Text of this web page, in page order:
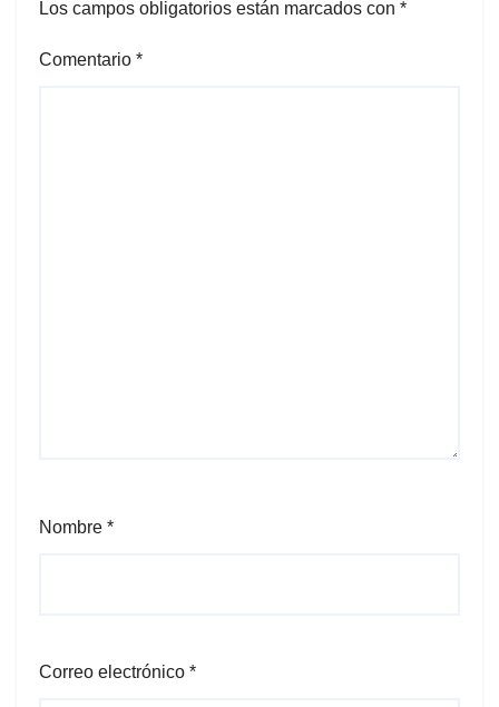
Los campos obligatorios están marcados con *
Comentario *
Nombre *
Correo electrónico *